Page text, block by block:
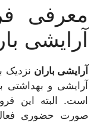
معرفی
آرایشی
آرایشی باران
آرایشی و بهداشتی
است. البته این
صورت حضوری